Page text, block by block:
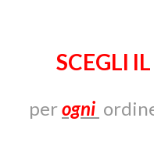
SCEGLI
perogni